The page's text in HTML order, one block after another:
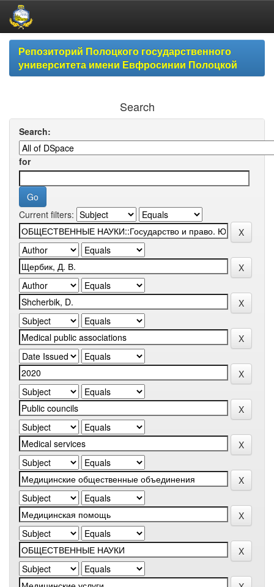
Skip
navigationРепозиторий Полоцкого государственного
университета имени Евфросинии Полоцкой
Search
Search:
for
Current filters: